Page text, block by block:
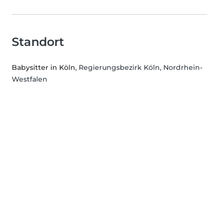
Standort
Babysitter in Köln, Regierungsbezirk Köln, Nordrhein-
Westfalen